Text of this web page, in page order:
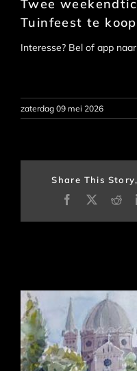
Twee
Tuinfeest te
Interesse? Bel of app
zaterdag 09 mei 2026
Share This
Facebook
X